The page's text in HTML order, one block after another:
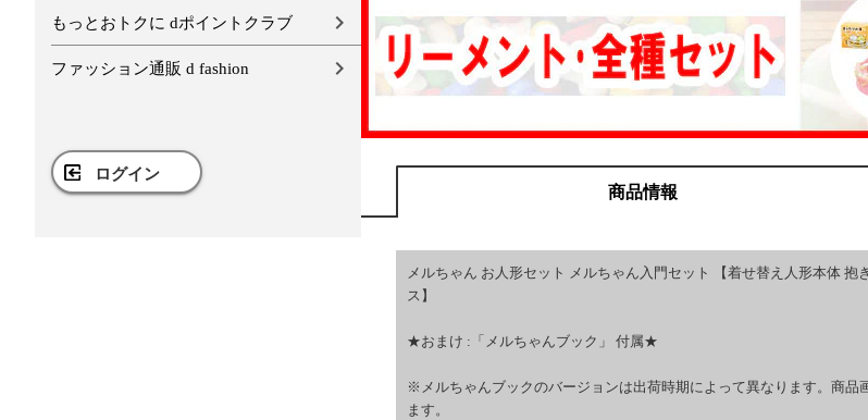
もっとおトクに dポイントクラブ
ファッション通販 d fashion
ログイン
商品情報
メルちゃん お人形セット メルちゃん入門セット 【着せ替え人形本体
ス】
★おまけ :「メルちゃんブック」 付属★
※メルちゃんブックのバージョンは出荷時期によって異なります。商品
ます。